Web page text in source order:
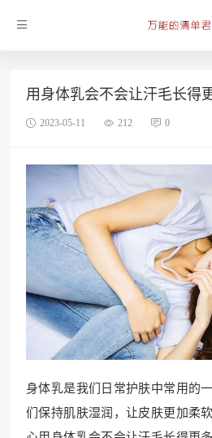
用身体乳会不会让汗毛长得
2023-05-11 212 0
身体乳是我们日常护肤中常用的
们保持肌肤湿润，让皮肤更加柔